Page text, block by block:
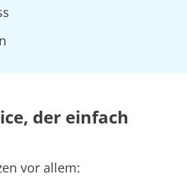
der einfach
vor allem: